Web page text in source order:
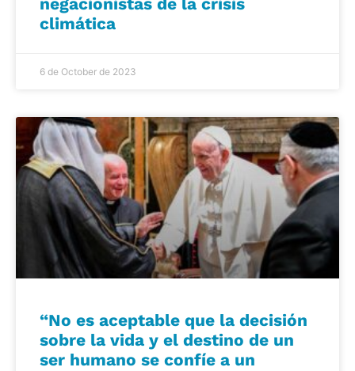
climática
6 de October de 2023
“No es aceptable que la decisión
sobre la vida y el destino de un
ser humano se confíe a un